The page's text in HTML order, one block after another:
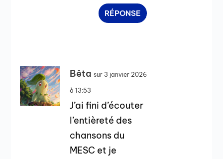
RÉPONSE
Bêta sur 3 janvier 2026
à 13:53
J’ai fini d’écouter
l’entièreté des
chansons du
MESC et je